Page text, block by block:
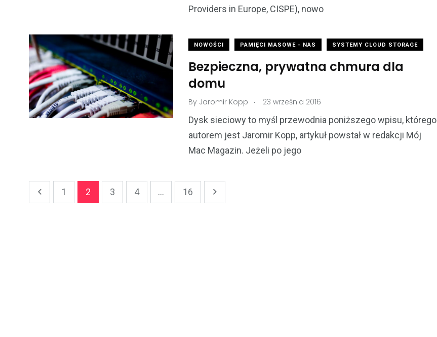
Providers in Europe, CISPE), nowo
NOWOŚCI PAMIĘCI MASOWE - NAS SYSTEMY CLOUD STORAGE
Bezpieczna, prywatna chmura dla
domu
By Jaromir Kopp . 23 września 2016
Dysk sieciowy to myśl przewodnia poniższego wpisu, którego
autorem jest Jaromir Kopp, artykuł powstał w redakcji Mój
Mac Magazin. Jeżeli po jego
1 2 3 4 ... 16